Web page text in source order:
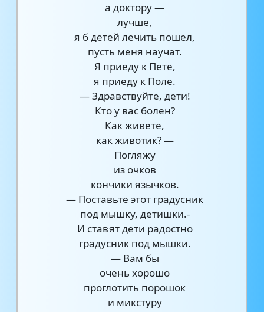
а доктору —
лучше,
я б детей лечить пошел,
пусть меня научат.
Я приеду к Пете,
я приеду к Поле.
— Здравствуйте, дети!
Кто у вас болен?
Как живете,
как животик? —
Погляжу
из очков
кончики язычков.
— Поставьте этот градусник
под мышку, детишки.-
И ставят дети радостно
градусник под мышки.
— Вам бы
очень хорошо
проглотить порошок
и микстуру